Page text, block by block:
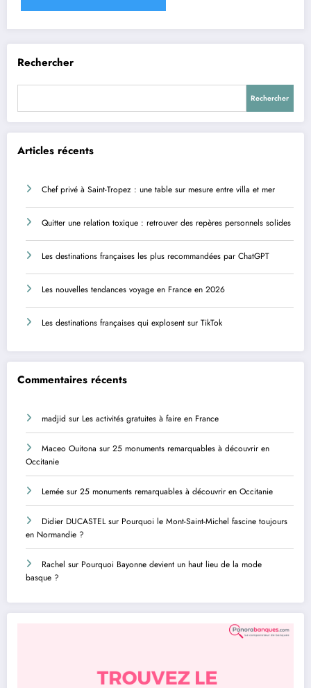
Rechercher
Rechercher
Articles récents
Chef privé à Saint-Tropez : une table sur mesure entre villa et mer
Quitter une relation toxique : retrouver des repères personnels solides
Les destinations françaises les plus recommandées par ChatGPT
Les nouvelles tendances voyage en France en 2026
Les destinations françaises qui explosent sur TikTok
Commentaires récents
madjid sur Les activités gratuites à faire en France
Maceo Ouitona sur 25 monuments remarquables à découvrir en
Occitanie
Lemée sur 25 monuments remarquables à découvrir en Occitanie
Didier DUCASTELsur Pourquoi le Mont-Saint-Michel fascine toujours
en Normandie ?
Rachel sur Pourquoi Bayonne devient un haut lieu de la mode
basque ?